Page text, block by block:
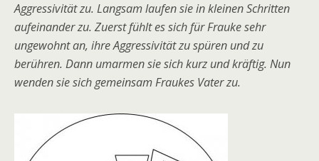
Aggressivität zu. Langsam laufen sie in kleinen Schritten
aufeinander zu. Zuerst fühlt es sich für Frauke sehr
ungewohnt an, ihre Aggressivität zu spüren und zu
berühren. Dann umarmen sie sich kurz und kräftig. Nun
wenden sie sich gemeinsam Fraukes Vater zu.